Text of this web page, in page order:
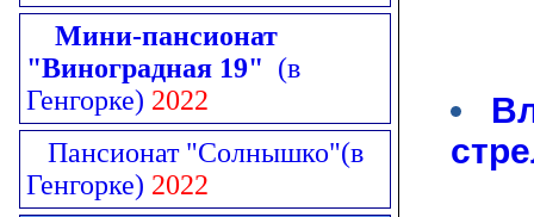
Мини-пансионат
"Виноградная 19" (в
Генгорке) 2022
Пансионат "Солнышко"(в
Генгорке) 2022